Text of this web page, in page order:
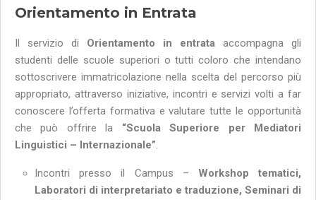
Orientamento in Entrata
Il servizio di Orientamento in entrata accompagna gli
studenti delle scuole superiori o tutti coloro che intendano
sottoscrivere immatricolazione nella scelta del percorso più
appropriato, attraverso iniziative, incontri e servizi volti a far
conoscere l’offerta formativa e valutare tutte le opportunità
che può offrire la “Scuola Superiore per Mediatori
Linguistici – Internazionale”.
Incontri presso il Campus – Workshop tematici,
Laboratori di interpretariato e traduzione, Seminari di